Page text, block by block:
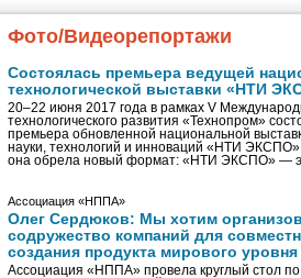
Фото/Видеорепортажи
Состоялась премьера ведущей
технологической выставки «НТИ
20–22 июня 2017 года в рамках V
технологического развития «Технопром»
премьера обновленной национальной
науки, технологий и инноваций «НТИ
она обрела новый формат: «НТИ ЭКСПО» —
Ассоциация «НППА»
Олег Сердюков: Мы хотим
содружество компаний для
создания продукта мирового уровня
Ассоциация «НППА» провела круглый стол